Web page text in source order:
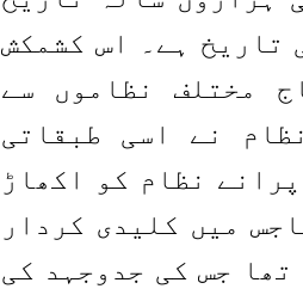
تاریخ ہے۔ اس کشمکش
مختلف نظاموں سے
نے اسی طبقاتی
نظام کو اکھاڑ
میں کلیدی کردار
تھا جس کی جدوجہد کی